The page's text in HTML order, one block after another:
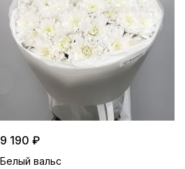
9 190 ₽
Белый вальс